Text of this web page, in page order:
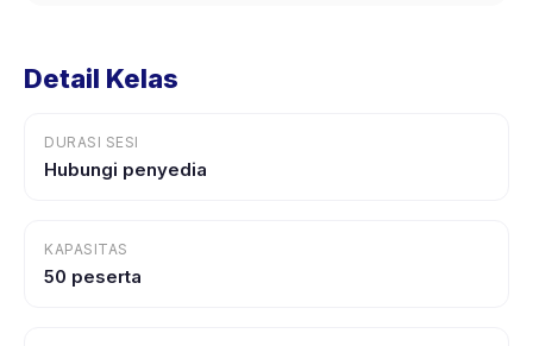
Detail Kelas
DURASI SESI
Hubungi penyedia
KAPASITAS
50 peserta